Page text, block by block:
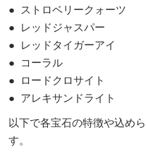
● ストロベリークォーツ
● レッドジャスパー
● レッドタイガーアイ
● コーラル
● ロードクロサイト
● アレキサンドライト
以下で各宝石の特徴や込め
す。